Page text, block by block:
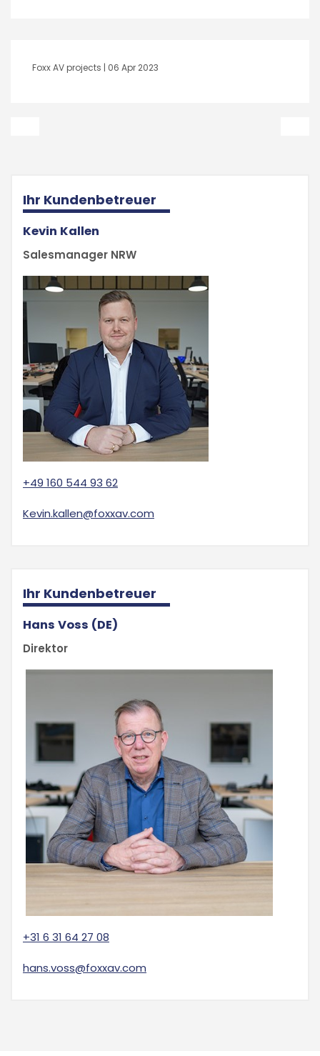
Foxx AV projects | 06 Apr 2023
Ihr Kundenbetreuer
Kevin Kallen
Salesmanager NRW
+49 160 544 93 62
Kevin.kallen@foxxav.com
Ihr Kundenbetreuer
Hans Voss (DE)
Direktor
+31 6 31 64 27 08
hans.voss@foxxav.com